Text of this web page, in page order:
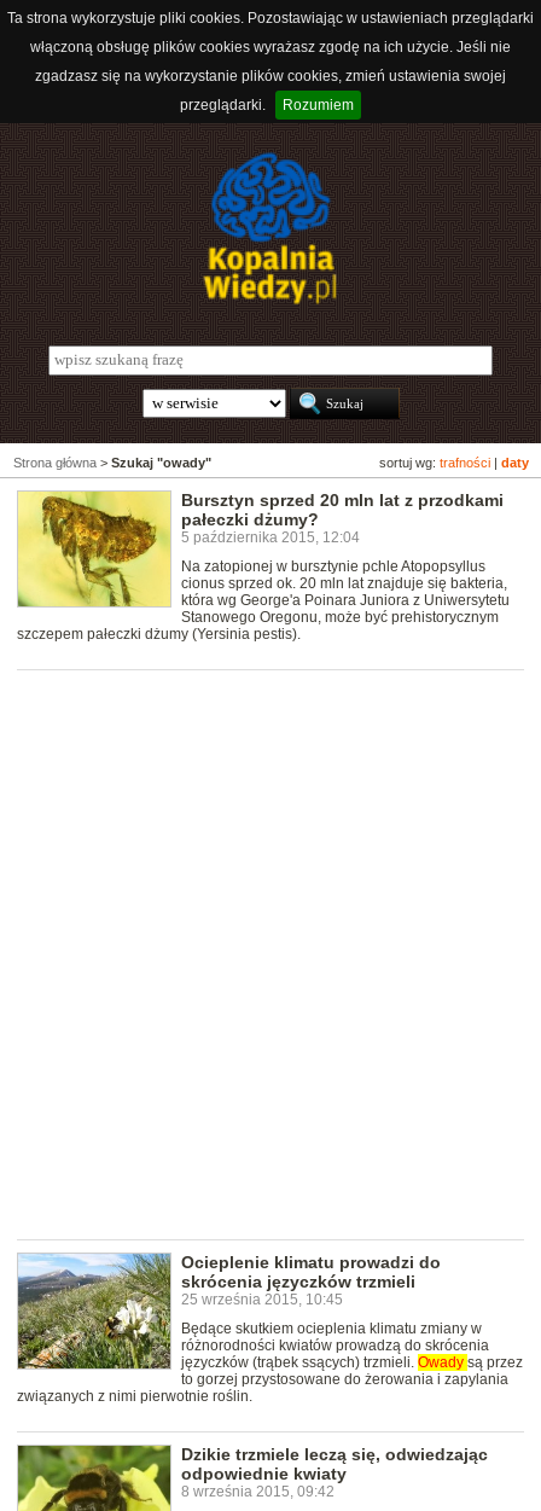
Ta strona wykorzystuje pliki cookies. Pozostawiając w ustawieniach przeglądarki
włączoną obsługę plików cookies wyrażasz zgodę na ich użycie. Jeśli nie
zgadzasz się na wykorzystanie plików cookies, zmień ustawienia swojej
przeglądarki.
Rozumiem
sortuj wg: trafności daty
Strona główna > Szukaj "owady"
Bursztyn sprzed 20 mln lat z przodkami
pałeczki dżumy?
5 października 2015, 12:04
Na zatopionej w bursztynie pchle Atopopsyllus
cionus sprzed ok. 20 mln lat znajduje się bakteria,
która wg George'a Poinara Juniora z Uniwersytetu
Stanowego Oregonu, może być prehistorycznym
szczepem pałeczki dżumy (Yersinia pestis).
Ocieplenie klimatu prowadzi do
skrócenia języczków trzmieli
25 września 2015, 10:45
Będące skutkiem ocieplenia klimatu zmiany w
różnorodności kwiatów prowadzą do skrócenia
języczków (trąbek ssących) trzmieli. Owady są przez
to gorzej przystosowane do żerowania i zapylania
związanych z nimi pierwotnie roślin.
Dzikie trzmiele leczą się, odwiedzając
odpowiednie kwiaty
8 września 2015, 09:42